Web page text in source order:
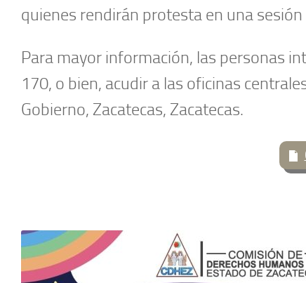
quienes rendirán protesta en una sesión
Para mayor información, las personas
170, o bien, acudir a las oficinas
Gobierno, Zacatecas, Zacatecas.